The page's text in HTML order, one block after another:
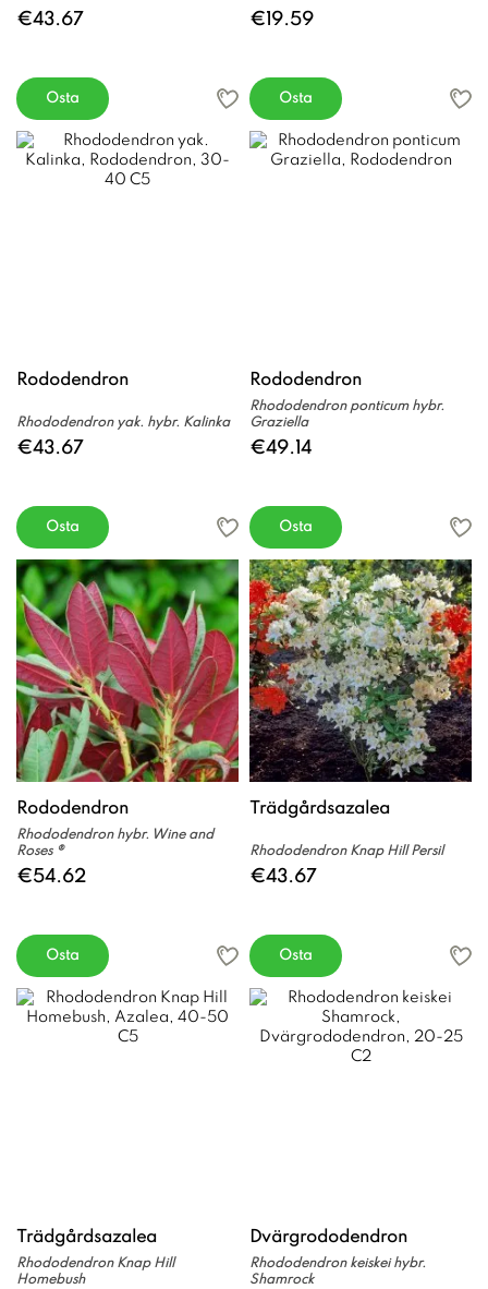
€43.67
Osta
€19.59
Osta
Rododendron
Rhododendron yak. hybr. Kalinka
€43.67
Osta
Rododendron
Rhododendron ponticum hybr.
Graziella
€49.14
Osta
Rododendron
Rhododendron hybr. Wine and
Roses ®
€54.62
Osta
Trädgårdsazalea
Rhododendron Knap Hill Persil
€43.67
Osta
Trädgårdsazalea
Rhododendron Knap Hill
Homebush
Dvärgrododendron
Rhododendron keiskei hybr.
Shamrock